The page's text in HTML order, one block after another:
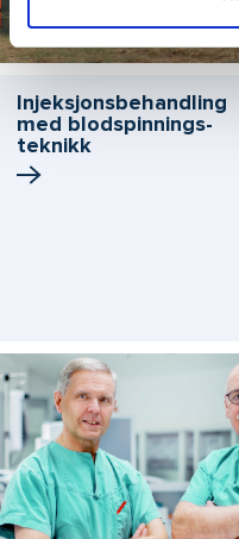
Injeksjons­behandling
med blodspinnings­
teknikk